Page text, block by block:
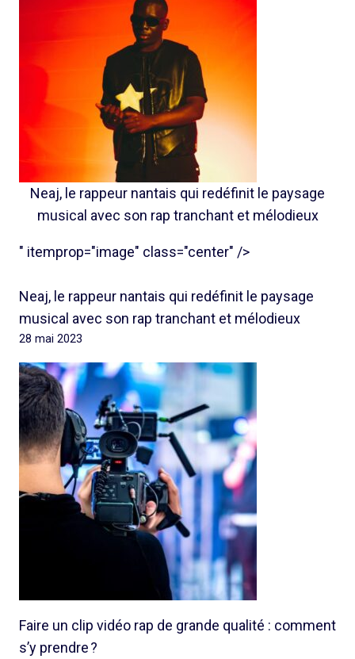
Neaj, le rappeur nantais qui redéfinit le paysage
musical avec son rap tranchant et mélodieux
" itemprop="image" class="center" />
Neaj, le rappeur nantais qui redéfinit le paysage
musical avec son rap tranchant et mélodieux
28 mai 2023
Faire un clip vidéo rap de grande qualité : comment
s’y prendre ?